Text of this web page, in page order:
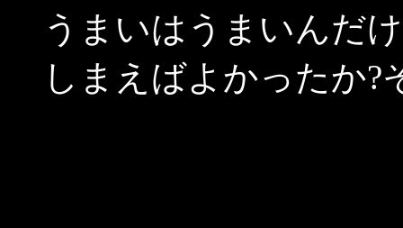
うまいはうまいんだ
しまえばよかったか